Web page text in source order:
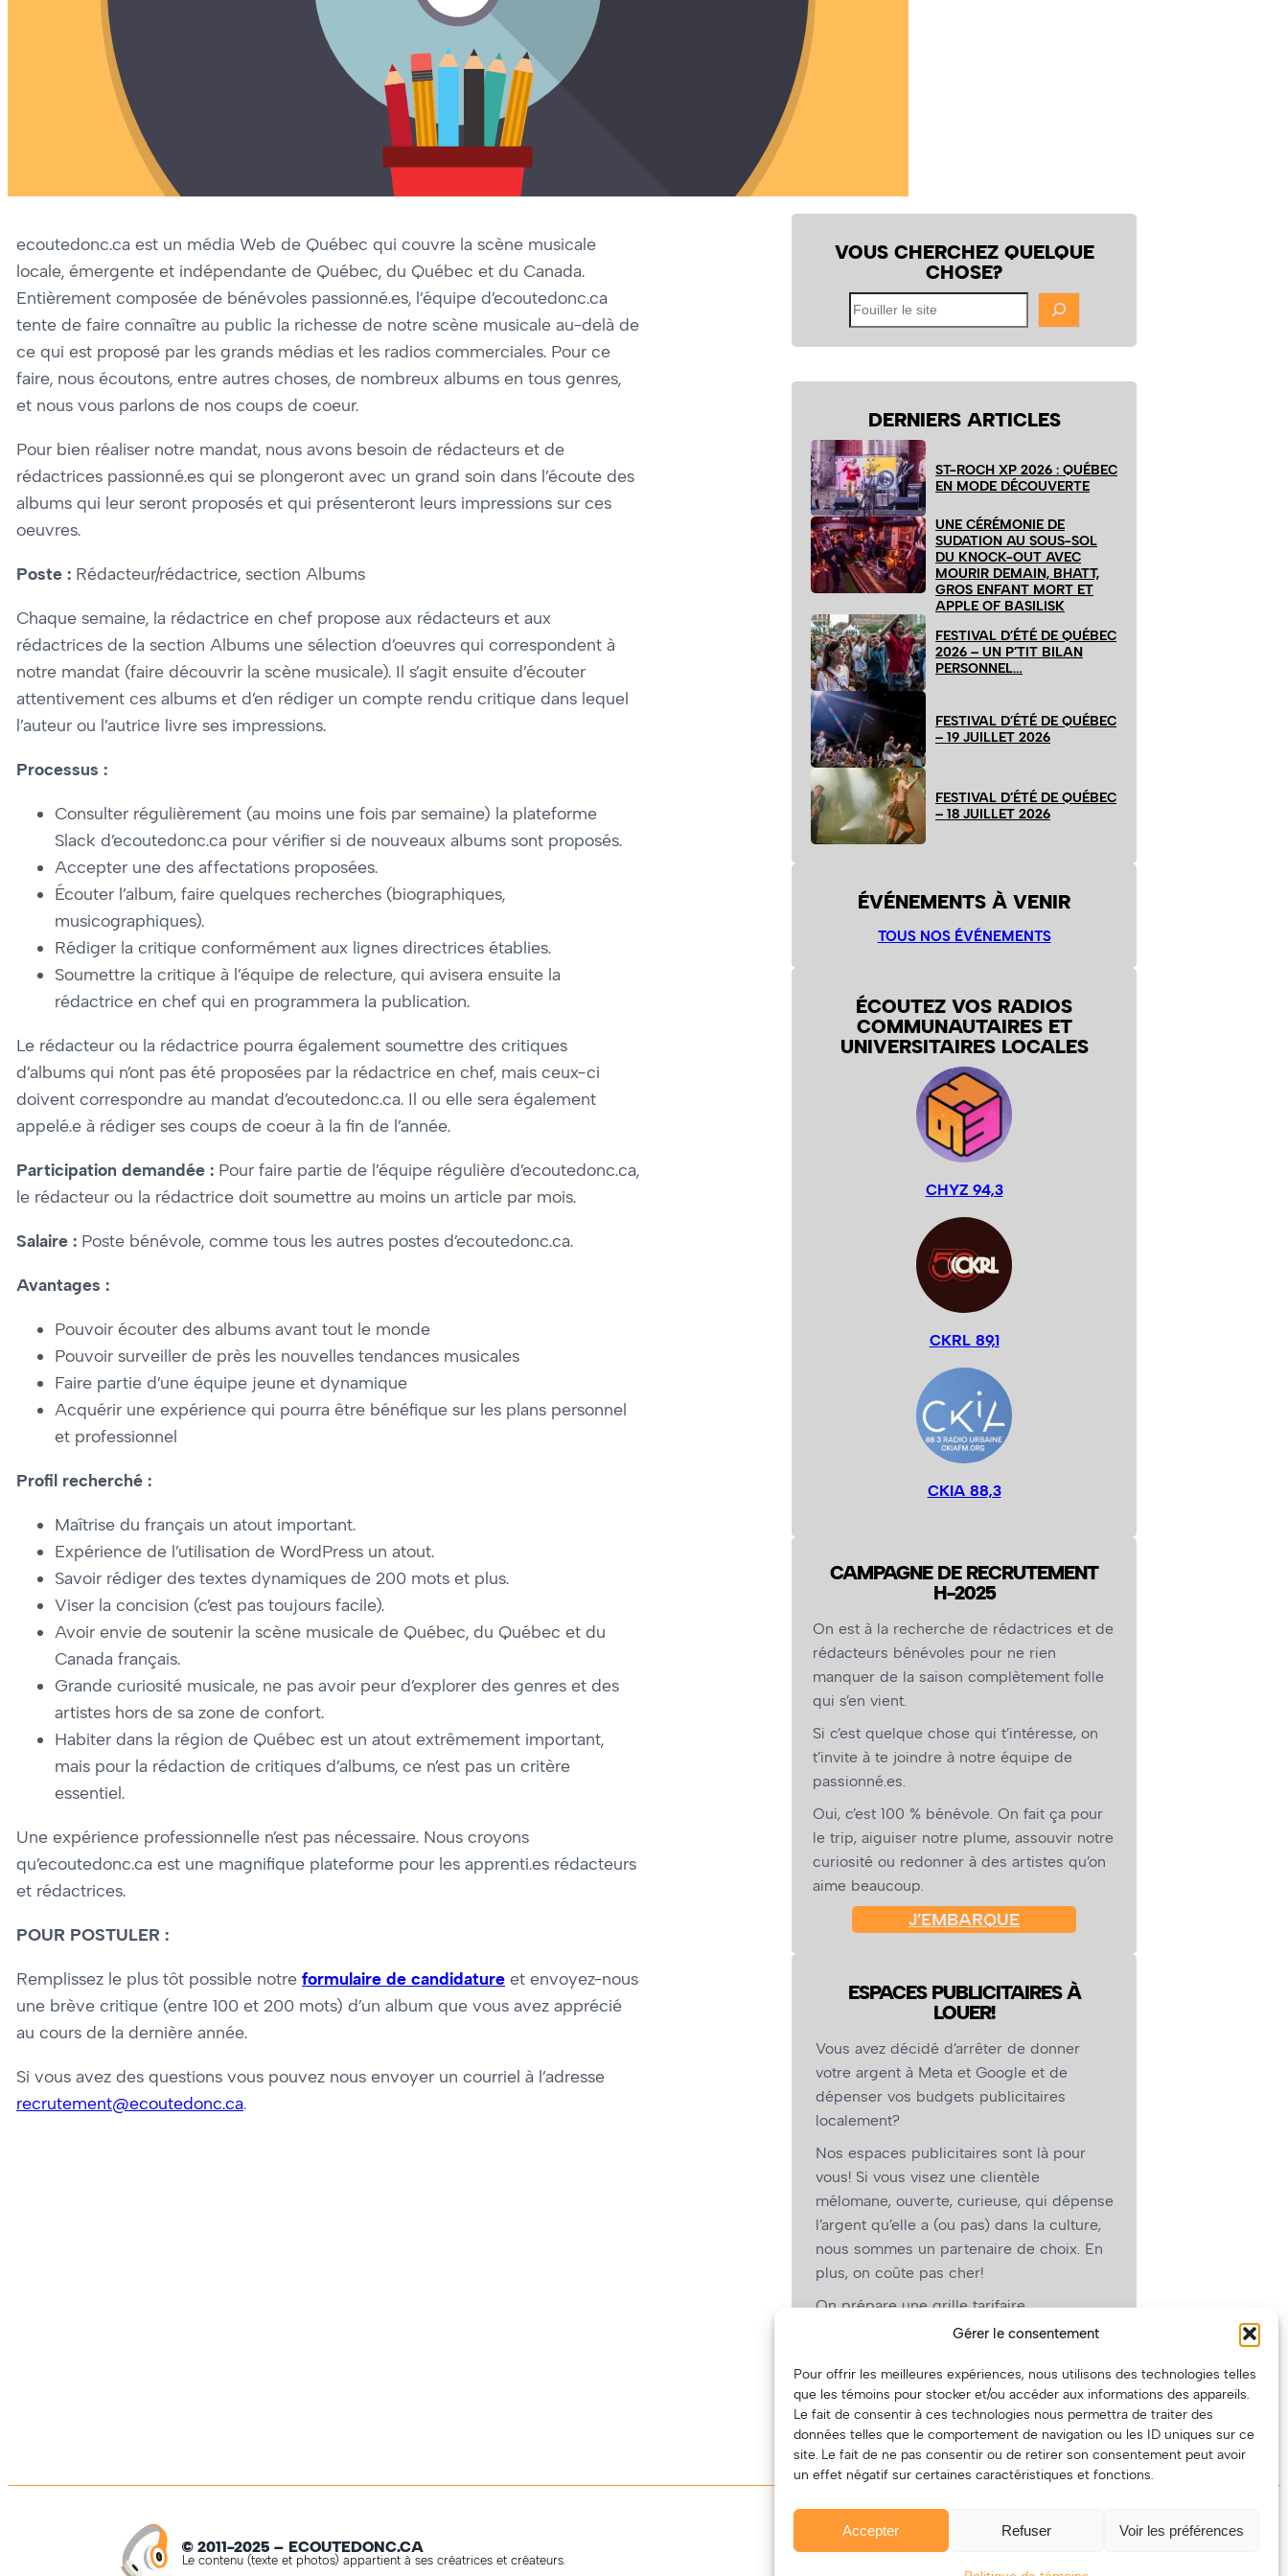
Gérer le consentement
Pour offrir les meilleures expériences, nous utilisons des technologies telles
que les témoins pour stocker et/ou accéder aux informations des appareils.
Le fait de consentir à ces technologies nous permettra de traiter des
données telles que le comportement de navigation ou les ID uniques sur ce
site. Le fait de ne pas consentir ou de retirer son consentement peut avoir
un effet négatif sur certaines caractéristiques et fonctions.
Accepter Refuser Voir les préférences
ecoutedonc.ca est un média Web de Québec qui couvre la scène musicale
locale, émergente et indépendante de Québec, du Québec et du Canada.
Entièrement composée de bénévoles passionné.es, l’équipe d’ecoutedonc.ca
tente de faire connaître au public la richesse de notre scène musicale au-delà de
ce qui est proposé par les grands médias et les radios commerciales. Pour ce
faire, nous écoutons, entre autres choses, de nombreux albums en tous genres,
et nous vous parlons de nos coups de coeur.
Pour bien réaliser notre mandat, nous avons besoin de rédacteurs et de
rédactrices passionné.es qui se plongeront avec un grand soin dans l’écoute des
albums qui leur seront proposés et qui présenteront leurs impressions sur ces
oeuvres.
Poste : Rédacteur/rédactrice, section Albums
Chaque semaine, la rédactrice en chef propose aux rédacteurs et aux
rédactrices de la section Albums une sélection d’oeuvres qui correspondent à
notre mandat (faire découvrir la scène musicale). Il s’agit ensuite d’écouter
attentivement ces albums et d’en rédiger un compte rendu critique dans lequel
l’auteur ou l’autrice livre ses impressions.
Processus :
Consulter régulièrement (au moins une fois par semaine) la plateforme
Slack d’ecoutedonc.ca pour vérifier si de nouveaux albums sont proposés.
Accepter une des affectations proposées.
Écouter l’album, faire quelques recherches (biographiques,
musicographiques).
Rédiger la critique conformément aux lignes directrices établies.
Soumettre la critique à l’équipe de relecture, qui avisera ensuite la
rédactrice en chef qui en programmera la publication.
Le rédacteur ou la rédactrice pourra également soumettre des critiques
d’albums qui n’ont pas été proposées par la rédactrice en chef, mais ceux-ci
doivent correspondre au mandat d’ecoutedonc.ca. Il ou elle sera également
appelé.e à rédiger ses coups de coeur à la fin de l’année.
Participation demandée : Pour faire partie de l’équipe régulière d’ecoutedonc.ca,
le rédacteur ou la rédactrice doit soumettre au moins un article par mois.
Salaire : Poste bénévole, comme tous les autres postes d’ecoutedonc.ca.
Avantages :
Pouvoir écouter des albums avant tout le monde
Pouvoir surveiller de près les nouvelles tendances musicales
Faire partie d’une équipe jeune et dynamique
Acquérir une expérience qui pourra être bénéfique sur les plans personnel
et professionnel
Profil recherché :
Maîtrise du français un atout important.
Expérience de l’utilisation de WordPress un atout.
Savoir rédiger des textes dynamiques de 200 mots et plus.
Viser la concision (c’est pas toujours facile).
Avoir envie de soutenir la scène musicale de Québec, du Québec et du
Canada français.
Grande curiosité musicale, ne pas avoir peur d’explorer des genres et des
artistes hors de sa zone de confort.
Habiter dans la région de Québec est un atout extrêmement important,
mais pour la rédaction de critiques d’albums, ce n’est pas un critère
essentiel.
Une expérience professionnelle n’est pas nécessaire. Nous croyons
qu’ecoutedonc.ca est une magnifique plateforme pour les apprenti.es rédacteurs
et rédactrices.
POUR POSTULER :
Remplissez le plus tôt possible notre formulaire de candidature et envoyez-nous
une brève critique (entre 100 et 200 mots) d’un album que vous avez apprécié
au cours de la dernière année.
Si vous avez des questions vous pouvez nous envoyer un courriel à l’adresse
recrutement@ecoutedonc.ca.
VOUS CHERCHEZ QUELQUE
CHOSE?
Fouiller
le
site
DERNIERS ARTICLES
ST-ROCH XP 2026 : QUÉBEC
EN MODE DÉCOUVERTE
UNE CÉRÉMONIE DE
SUDATION AU SOUS-SOL
DU KNOCK-OUT AVEC
MOURIR DEMAIN, BHATT,
GROS ENFANT MORT ET
APPLE OF BASILISK
FESTIVAL D’ÉTÉ DE QUÉBEC
2026 – UN P’TIT BILAN
PERSONNEL…
FESTIVAL D’ÉTÉ DE QUÉBEC
– 19 JUILLET 2026
FESTIVAL D’ÉTÉ DE QUÉBEC
– 18 JUILLET 2026
ÉVÉNEMENTS À VENIR
TOUS NOS ÉVÉNEMENTS
ÉCOUTEZ VOS RADIOS
COMMUNAUTAIRES ET
UNIVERSITAIRES LOCALES
CHYZ 94,3
CKRL 89,1
CKIA 88,3
CAMPAGNE DE RECRUTEMENT
H-2025
On est à la recherche de rédactrices et de
rédacteurs bénévoles pour ne rien
manquer de la saison complètement folle
qui s’en vient.
Si c’est quelque chose qui t’intéresse, on
t’invite à te joindre à notre équipe de
passionné.es.
Oui, c’est 100 % bénévole. On fait ça pour
le trip, aiguiser notre plume, assouvir notre
curiosité ou redonner à des artistes qu’on
aime beaucoup.
J’EMBARQUE
ESPACES PUBLICITAIRES À
LOUER!
Vous avez décidé d’arrêter de donner
votre argent à Meta et Google et de
dépenser vos budgets publicitaires
localement?
Nos espaces publicitaires sont là pour
vous! Si vous visez une clientèle
mélomane, ouverte, curieuse, qui dépense
l’argent qu’elle a (ou pas) dans la culture,
nous sommes un partenaire de choix. En
plus, on coûte pas cher!
On prépare une grille tarifaire
intéressante et on vous revient.
vous, les artistes!)
© 2011-2025 – ECOUTEDONC.CA
Le contenu (texte et photos) appartient à ses créatrices et créateurs.